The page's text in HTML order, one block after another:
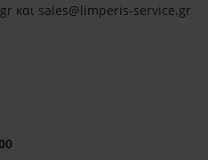
και sales@limperis-service.gr